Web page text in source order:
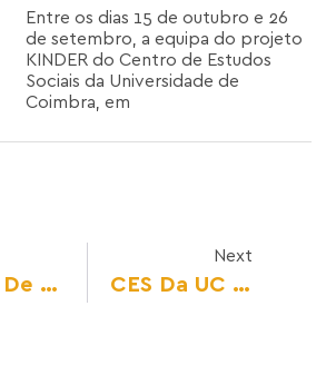
Entre os dias 15 de outubro e 26
de setembro, a equipa do projeto
KINDER do Centro de Estudos
Sociais da Universidade de
Coimbra, em
Centro De Estudos Sociais De Coimbra Lidera Projeto Para Combater Estereótipos De Género Na Infância
Next
CES Da UC Lidera Projecto Europeu De Combate A Estereótipos De Género